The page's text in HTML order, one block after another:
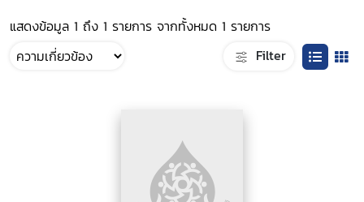
แสดงข้อมูล 1 ถึง 1 รายการ จากทั้งหมด 1 รายการ
Filter